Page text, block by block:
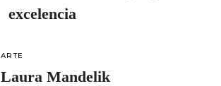
excelencia
ARTE
Laura Mandelik